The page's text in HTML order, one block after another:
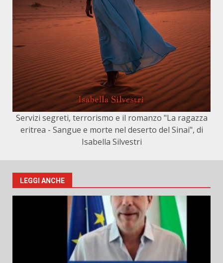
Servizi segreti, terrorismo e il romanzo "La ragazza
eritrea - Sangue e morte nel deserto del Sinai", di
Isabella Silvestri
LEGGI ANCHE